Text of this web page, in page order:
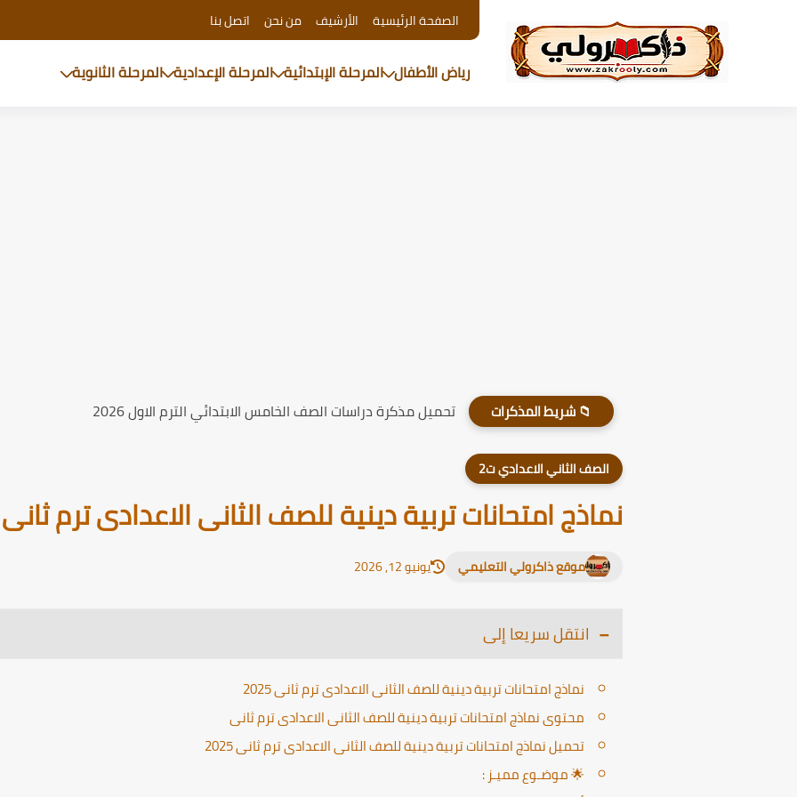
الصفحة الرئيسية الأرشيف من نحن اتصل بنا
رياض الأطفال المرحلة الإبتدائية المرحلة الإعدادية المرحلة الثانوية
📁 شريط المذكرات تحميل مذكرة دراسات الصف الخامس الابتدائي الترم الاول 2026
الصف الثاني الاعدادي ت2
نماذج امتحانات تربية دينية للصف الثانى الاعدادى ترم ثانى
موقع ذاكرولي التعليمي يونيو 12, 2026
انتقل سريعا إلى
نماذج امتحانات تربية دينية للصف الثانى الاعدادى ترم ثانى 2025
محتوى نماذج امتحانات تربية دينية للصف الثانى الاعدادى ترم ثانى
تحميل نماذج امتحانات تربية دينية للصف الثانى الاعدادى ترم ثانى 2025
🌟 موضـوع مميـز :